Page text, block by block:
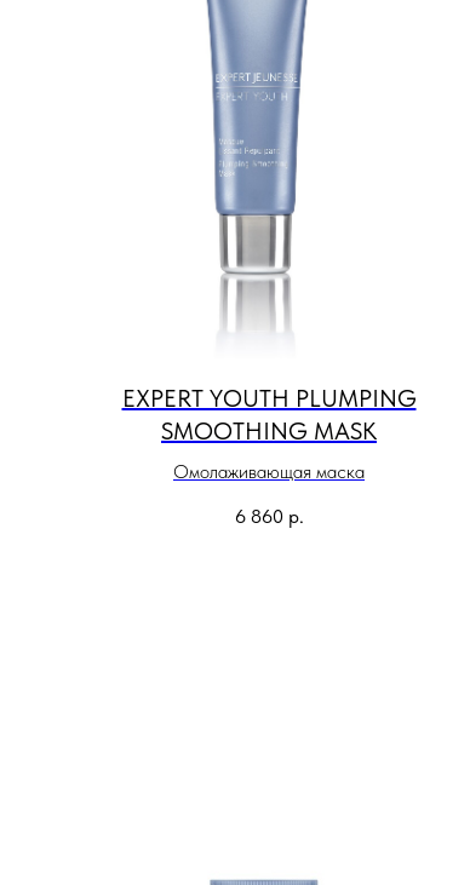
EXPERT YOUTH PLUMPING
SMOOTHING MASK
Омолаживающая маска
6 860 р.